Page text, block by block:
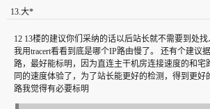
13.大*
12 13楼的建议你们采纳的话以后站长就不需要到处
我用tracert看看到底是哪个IP路由慢了。 还有个建议
路，最好能标明，因为直连主干机房连接速度的和宅
同的速度体验了，为了站长能更好的检测，得到更好
路我觉得有必要标明